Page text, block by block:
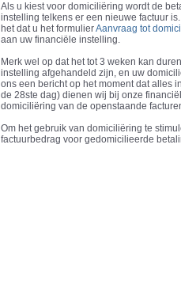
Als u kiest voor domiciliëring wordt de
instelling telkens er een nieuwe factuur
het dat u het formulierAanvraag tot
aan uw financiële instelling.
Merk wel op dat het tot 3 weken kan
instelling afgehandeld zijn, en uw
ons een bericht op het moment dat alles
de 28ste dag) dienen wij bij onze
domiciliëring van de openstaande
Om het gebruik van domiciliëring te
factuurbedrag voor gedomicilieerde